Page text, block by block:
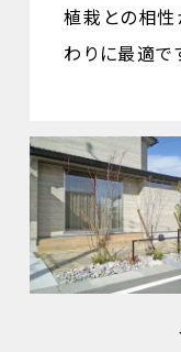
植栽との相性
わりに最適で